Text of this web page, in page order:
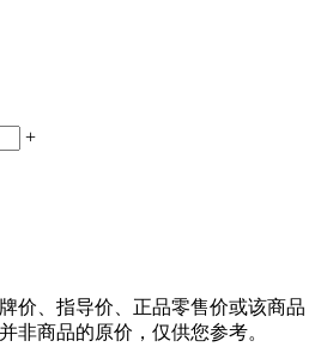
+
价、指导价、正品零售价或该商品
非商品的原价，仅供您参考。